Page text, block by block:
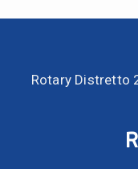
Rotary Distretto